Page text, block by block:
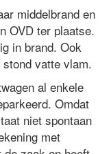
middelbrand en
OVD ter plaatse.
in brand. Ook
vatte vlam.
al enkele
Omdat
niet spontaan
met